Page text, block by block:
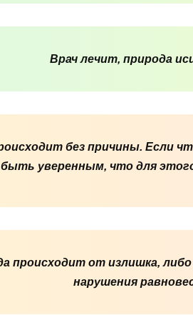
Врач лечит, природа
без причины. Если
быть уверенным, что для
происходит от излишка,
нарушения